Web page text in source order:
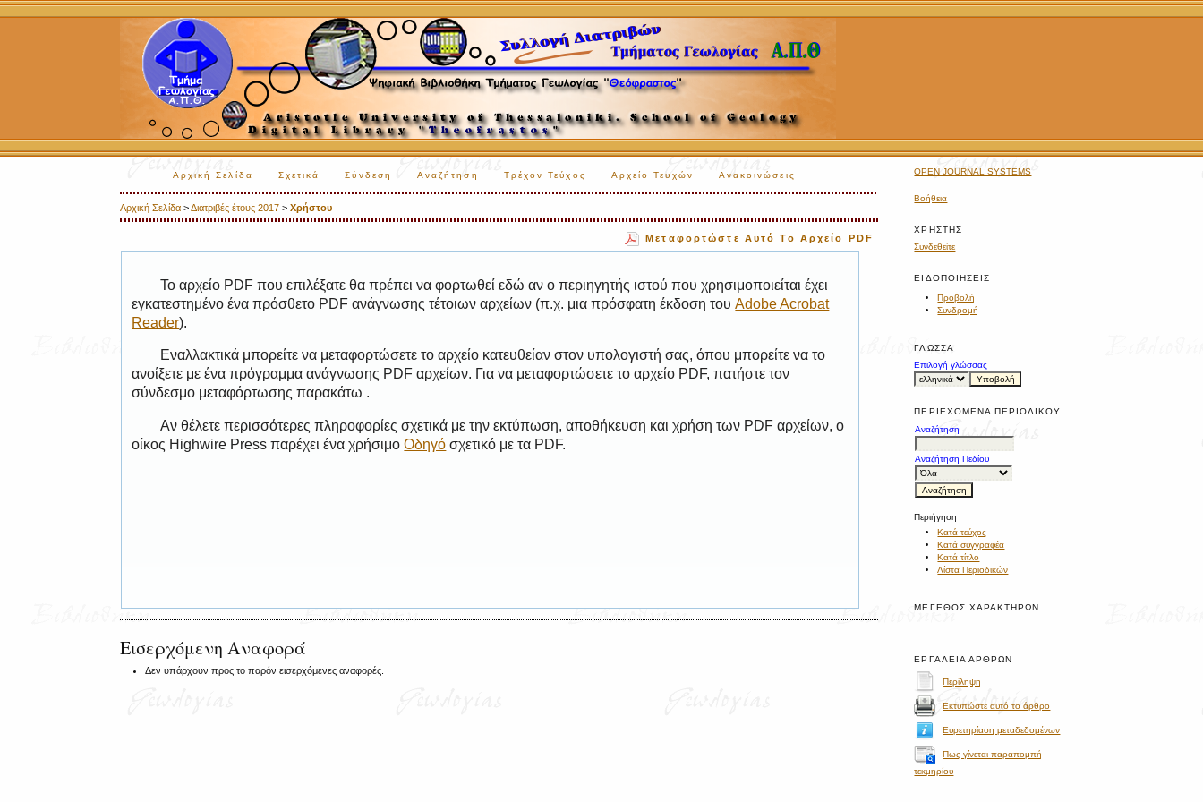
OPEN JOURNAL SYSTEMS
Βοήθεια
ΧΡΉΣΤΗΣ
Συνδεθείτε
ΕΙΔΟΠΟΙΉΣΕΙΣ
Προβολή
Συνδρομή
ΓΛΏΣΣΑ
Επιλογή γλώσσας
ΠΕΡΙΕΧΌΜΕΝΑ ΠΕΡΙΟΔΙΚΟΎ
Αναζήτηση
Αναζήτηση Πεδίου
Περιήγηση
Κατά τεύχος
Κατά συγγραφέα
Κατά τίτλο
Λίστα Περιοδικών
ΜΈΓΕΘΟΣ ΧΑΡΑΚΤΉΡΩΝ
ΕΡΓΑΛΕΊΑ ΆΡΘΡΩΝ
Περίληψη
Εκτυπώστε αυτό το άρθρο
Ευρετηρίαση μεταδεδομένων
Πως γίνεται παραπομπή
τεκμηρίου
Αρχική Σελίδα Σχετικά Σύνδεση Αναζήτηση Τρέχον Τεύχος Αρχείο Τευχών Ανακοινώσεις
Αρχική Σελίδα >Διατριβές έτους 2017 >Χρήστου
Μεταφορτώστε Αυτό Το Αρχείο PDF
Το αρχείο PDF που επιλέξατε θα πρέπει να φορτωθεί εδώ αν ο περιηγητής ιστού που χρησιμοποιείται έχει
εγκατεστημένο ένα πρόσθετο PDF ανάγνωσης τέτοιων αρχείων (π.χ. μια πρόσφατη έκδοση τουAdobe Acrobat
Reader).
Εναλλακτικά μπορείτε να μεταφορτώσετε το αρχείο κατευθείαν στον υπολογιστή σας, όπου μπορείτε να το
ανοίξετε με ένα πρόγραμμα ανάγνωσης PDF αρχείων. Για να μεταφορτώσετε το αρχείο PDF, πατήστε τον
σύνδεσμο μεταφόρτωσης παρακάτω .
Αν θέλετε περισσότερες πληροφορίες σχετικά με την εκτύπωση, αποθήκευση και χρήση των PDF αρχείων, ο
οίκος Highwire Press παρέχει ένα χρήσιμοΟδηγό σχετικό με τα PDF.
Εισερχόμενη Αναφορά
Δεν υπάρχουν προς το παρόν εισερχόμενες αναφορές.